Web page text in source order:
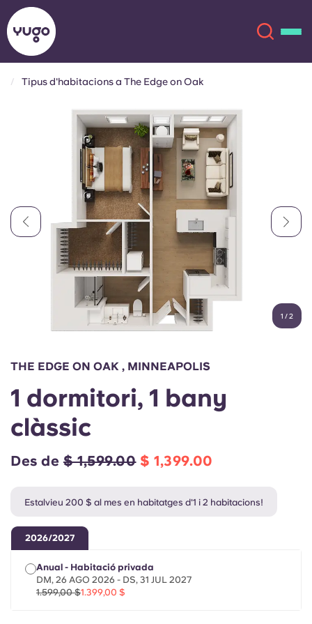
Ubicacions
Compte Llengua
English (GB)
Chinese
Selecciona un país
Inicia la sessió
Reserva ara
English (GB)
English (US)
Chinese Español
Català Deutsch
Italian French
Portuguese
Tipus d'habitacions a The Edge on Oak
1 /2
THE EDGE ON OAK , MINNEAPOLIS
1 dormitori, 1 bany
clàssic
Des de $ 1,599.00 $ 1,399.00
Estalvieu 200 $ al mes en habitatges d'1 i 2 habitacions!
2026/2027
Anual - Habitació privada
DM, 26 AGO 2026 - DS, 31 JUL 2027
1.599,00 $1.399,00 $